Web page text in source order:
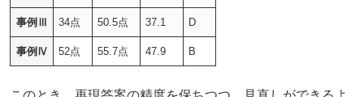
事例Ⅲ 34点 50.5点 37.1 D
事例Ⅳ 52点 55.7点 47.9 B